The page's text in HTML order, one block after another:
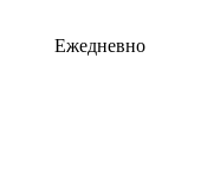
Ежедневно